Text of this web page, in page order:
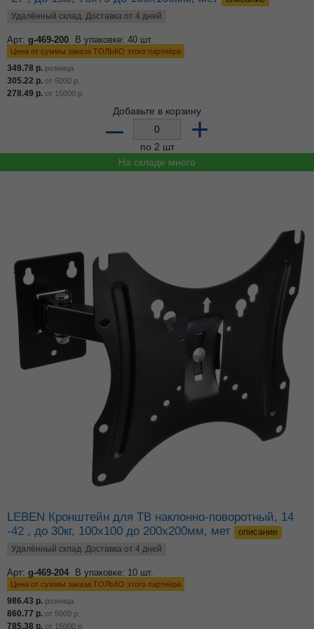
Удалённый склад. Доставка от 4 дней
Арт: g-469-200 В упаковке: 40 шт.
Цена от суммы заказа ТОЛЬКО этого партнёра
349.78 р. розница
305.22 р. от 5000 р.
278.49 р. от 15000 р.
Добавьте в корзину
– +
по 2 шт
На складе много
LEBEN Кронштейн для ТВ наклонно-поворотный, 14
-42 , до 30кг, 100x100 до 200x200мм, мет
описание
Удалённый склад. Доставка от 4 дней
Арт: g-469-204 В упаковке: 10 шт.
Цена от суммы заказа ТОЛЬКО этого партнёра
986.43 р. розница
860.77 р. от 5000 р.
785.38 р. от 15000 р.